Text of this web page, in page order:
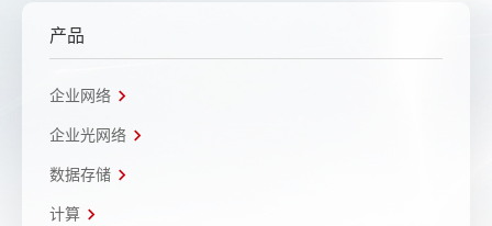
产品
企业网络
企业光网络
数据存储
计算